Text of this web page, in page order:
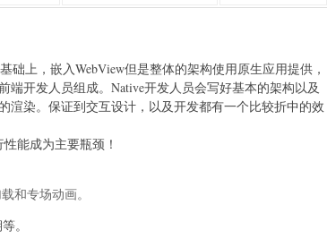
础上，嵌入WebView但是整体的架构使用原生应用提供，
端开发人员组成。Native开发人员会写好基本的架构以及
渲染。保证到交互设计，以及开发都有一个比较折中的效
能成为主要瓶颈！
和专场动画。
。